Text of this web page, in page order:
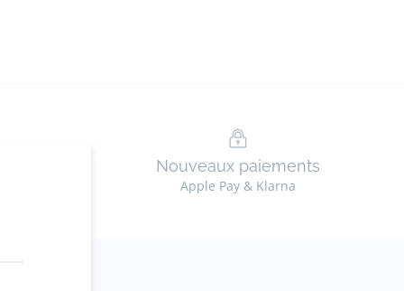
en ligne
Nouveaux paiements
Apple Pay & Klarna